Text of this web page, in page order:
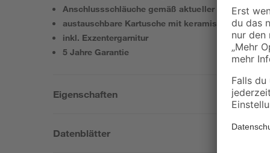
Anschlussschläuche gemäß aktueller Norm
austauschbare Kartusche mit keramischen
inkl. Exzentergarnitur
5 Jahre Garantie
Eigenschaften
Datenblätter